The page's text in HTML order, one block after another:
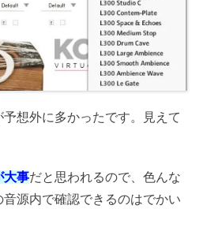
想外に多かったです。見えて
大事だと思われるので、色んな
源内で確認できるのはでかい